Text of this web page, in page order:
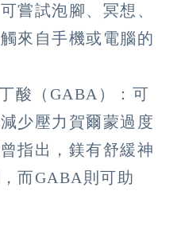
嘗試泡腳、冥想、
來自手機或電腦的
酸（GABA）：可
少壓力賀爾蒙過度
指出，鎂有舒緩神
而GABA則可助